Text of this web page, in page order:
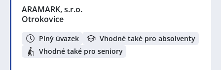
ARAMARK, s.r.o.
Otrokovice
Plný úvazek
Vhodné také pro absolventy
Vhodné také pro seniory